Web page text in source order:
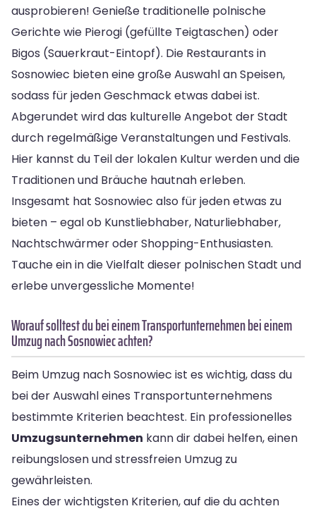
ausprobieren! Genieße traditionelle polnische
Gerichte wie Pierogi (gefüllte Teigtaschen) oder
Bigos (Sauerkraut-Eintopf). Die Restaurants in
Sosnowiec bieten eine große Auswahl an Speisen,
sodass für jeden Geschmack etwas dabei ist.
Abgerundet wird das kulturelle Angebot der Stadt
durch regelmäßige Veranstaltungen und Festivals.
Hier kannst du Teil der lokalen Kultur werden und die
Traditionen und Bräuche hautnah erleben.
Insgesamt hat Sosnowiec also für jeden etwas zu
bieten – egal ob Kunstliebhaber, Naturliebhaber,
Nachtschwärmer oder Shopping-Enthusiasten.
Tauche ein in die Vielfalt dieser polnischen Stadt und
erlebe unvergessliche Momente!
Worauf solltest du bei einem Transportunternehmen bei einem
Umzug nach Sosnowiec achten?
Beim Umzug nach Sosnowiec ist es wichtig, dass du
bei der Auswahl eines Transportunternehmens
bestimmte Kriterien beachtest. Ein professionelles
Umzugsunternehmen kann dir dabei helfen, einen
reibungslosen und stressfreien Umzug zu
gewährleisten.
Eines der wichtigsten Kriterien, auf die du achten